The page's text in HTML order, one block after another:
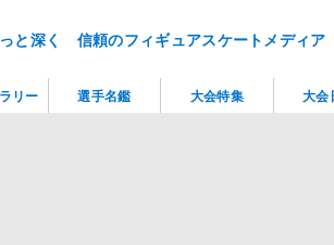
と深く 信頼のフィギュアスケートメディア
リー 選手名鑑 大会特集 大会